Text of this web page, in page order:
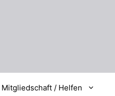
Mitgliedschaft / Helfen